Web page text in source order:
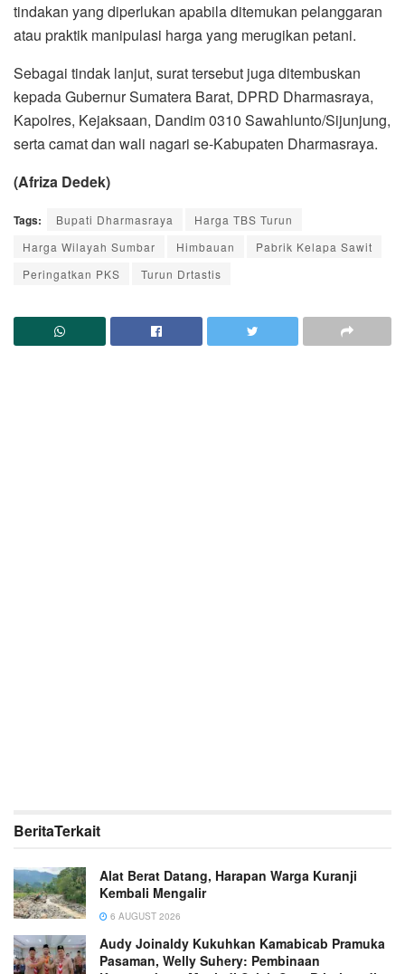
tindakan yang diperlukan apabila ditemukan pelanggaran
atau praktik manipulasi harga yang merugikan petani.
Sebagai tindak lanjut, surat tersebut juga ditembuskan
kepada Gubernur Sumatera Barat, DPRD Dharmasraya,
Kapolres, Kejaksaan, Dandim 0310 Sawahlunto/Sijunjung,
serta camat dan wali nagari se-Kabupaten Dharmasraya.
(Afriza Dedek)
Tags: Bupati Dharmasraya
Harga TBS Turun
Harga Wilayah Sumbar
Himbauan
Pabrik Kelapa Sawit
Peringatkan PKS
Turun Drtastis
BeritaTerkait
Alat Berat Datang, Harapan Warga Kuranji
Kembali Mengalir
6 AUGUST 2026
Audy Joinaldy Kukuhkan Kamabicab Pramuka
Pasaman, Welly Suhery: Pembinaan